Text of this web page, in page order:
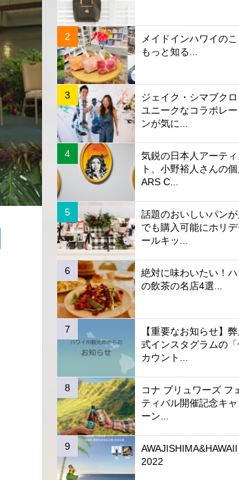
メイドインハワイの
もっと知る...
ジェイク・シマブク
ユニークなコラボレー
ンが気に...
気鋭の日本人アーティ
ト、小野裕人さんの
ARS C...
話題のおいしいパン
でも購入可能にホリデ
ールキッ...
絶対に味わいたい！ハ
の飲茶の名店4選...
【重要なお知らせ】
式インスタグラムの
カウント...
コナ ブリュワーズ フ
ティバル開催記念キ
ーン...
AWAJISHIMA&HAWAII
2022